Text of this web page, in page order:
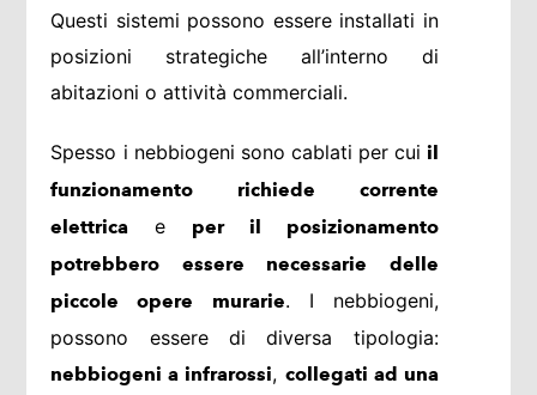
Questi sistemi possono essere installati in
posizioni strategiche all’interno di
abitazioni o attività commerciali.
Spesso i nebbiogeni sono cablati per cui il
funzionamento richiede corrente
elettrica e per il posizionamento
potrebbero essere necessarie delle
piccole opere murarie. I nebbiogeni,
possono essere di diversa tipologia:
nebbiogeni a infrarossi, collegati ad una